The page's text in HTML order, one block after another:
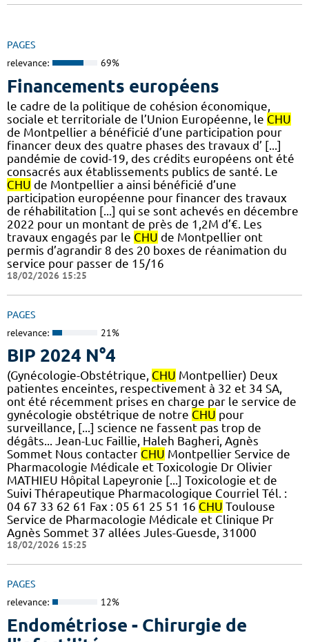
PAGES
relevance: 69%
Financements européens
le cadre de la politique de cohésion économique,
sociale et territoriale de l’Union Européenne, le CHU
de Montpellier a bénéficié d’une participation pour
financer deux des quatre phases des travaux d’ [...]
pandémie de covid-19, des crédits européens ont été
consacrés aux établissements publics de santé. Le
CHU de Montpellier a ainsi bénéficié d’une
participation européenne pour financer des travaux
de réhabilitation [...] qui se sont achevés en décembre
2022 pour un montant de près de 1,2M d’€. Les
travaux engagés par le CHU de Montpellier ont
permis d’agrandir 8 des 20 boxes de réanimation du
service pour passer de 15/16
18/02/2026 15:25
PAGES
relevance: 21%
BIP 2024 N°4
(Gynécologie-Obstétrique, CHU Montpellier) Deux
patientes enceintes, respectivement à 32 et 34 SA,
ont été récemment prises en charge par le service de
gynécologie obstétrique de notre CHU pour
surveillance, [...] science ne fassent pas trop de
dégâts... Jean-Luc Faillie, Haleh Bagheri, Agnès
Sommet Nous contacter CHU Montpellier Service de
Pharmacologie Médicale et Toxicologie Dr Olivier
MATHIEU Hôpital Lapeyronie [...] Toxicologie et de
Suivi Thérapeutique Pharmacologique Courriel Tél. :
04 67 33 62 61 Fax : 05 61 25 51 16 CHU Toulouse
Service de Pharmacologie Médicale et Clinique Pr
Agnès Sommet 37 allées Jules-Guesde, 31000
18/02/2026 15:25
PAGES
relevance: 12%
Endométriose - Chirurgie de